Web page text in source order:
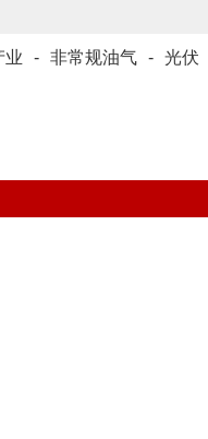
业 - 非常规油气 - 光伏